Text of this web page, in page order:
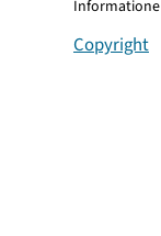
Copyright